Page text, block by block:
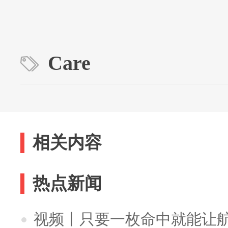
Care
相关内容
热点新闻
视频丨只要一枚命中就能让